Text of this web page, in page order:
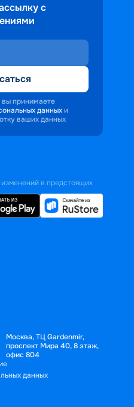
с
принимаете
данных и
ваших данных
в предстоящих
Москва, ТЦ Gardenmir,
проспект Мира 40, 8 этаж,
офис 804
данных